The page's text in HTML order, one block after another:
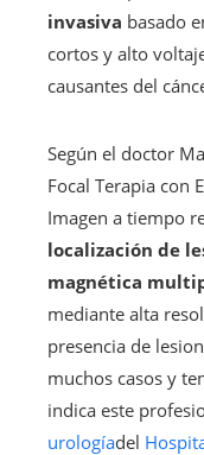
invasiva basado
cortos y alto
causantes del
Según el doctor
Focal Terapia con
Imagen a tiempo
localización de
magnética
mediante alta
presencia de
muchos casos y
indica este
urologíadel